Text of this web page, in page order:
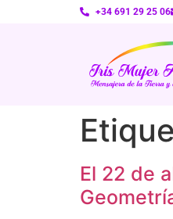
+34 691 29 25 06
El 22 de